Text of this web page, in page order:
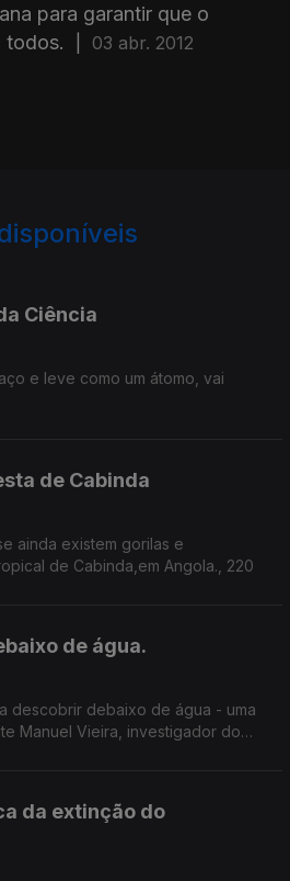
para garantir que o
todos.
03 abr. 2012
Ciência
e leve como um átomo, vai
de Cabinda
ainda existem gorilas e
de Cabinda,em Angola., 220
de água.
descobrir debaixo de água - uma
Manuel Vieira, investigador do
da extinção do